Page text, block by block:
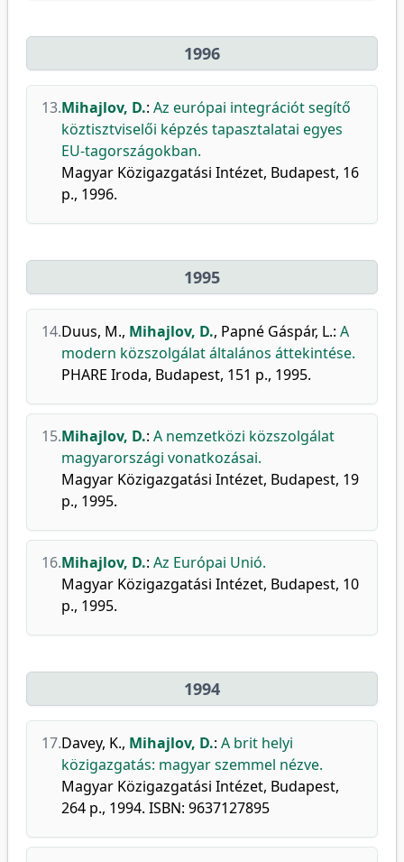
1996
13.Mihajlov, D.: Az európai integrációt segítő
köztisztviselői képzés tapasztalatai egyes
EU-tagországokban.
Magyar Közigazgatási Intézet, Budapest, 16
p., 1996.
1995
14.Duus, M., Mihajlov, D., Papné Gáspár, L.: A
modern közszolgálat általános áttekintése.
PHARE Iroda, Budapest, 151 p., 1995.
15.Mihajlov, D.: A nemzetközi közszolgálat
magyarországi vonatkozásai.
Magyar Közigazgatási Intézet, Budapest, 19
p., 1995.
16.Mihajlov, D.: Az Európai Unió.
Magyar Közigazgatási Intézet, Budapest, 10
p., 1995.
1994
17.Davey, K., Mihajlov, D.: A brit helyi
közigazgatás: magyar szemmel nézve.
Magyar Közigazgatási Intézet, Budapest,
264 p., 1994. ISBN: 9637127895